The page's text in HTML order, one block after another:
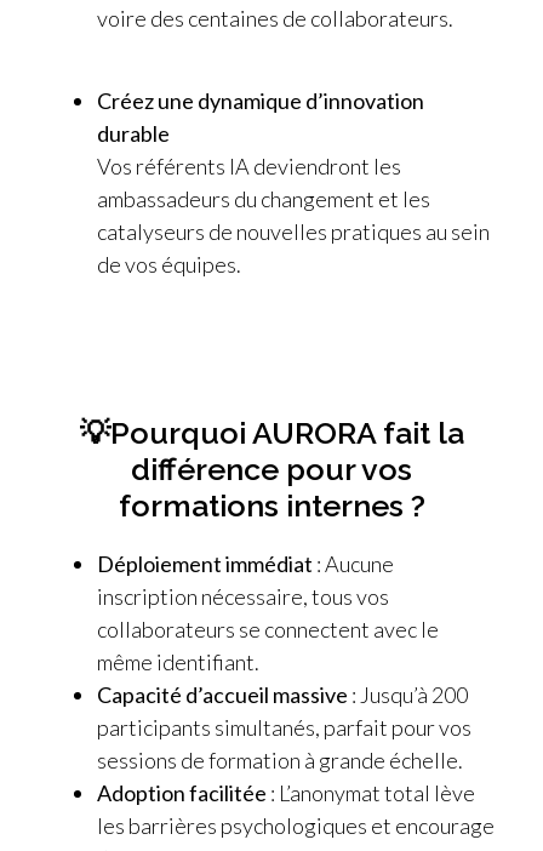
voire des centaines de collaborateurs.
Créez une dynamique d’innovation
durable
Vos référents IA deviendront les
ambassadeurs du changement et les
catalyseurs de nouvelles pratiques au sein
de vos équipes.
💡Pourquoi AURORA fait la
différence pour vos
formations internes ?
Déploiement immédiat : Aucune
inscription nécessaire, tous vos
collaborateurs se connectent avec le
même identifiant.
Capacité d’accueil massive : Jusqu’à 200
participants simultanés, parfait pour vos
sessions de formation à grande échelle.
Adoption facilitée : L’anonymat total lève
les barrières psychologiques et encourage